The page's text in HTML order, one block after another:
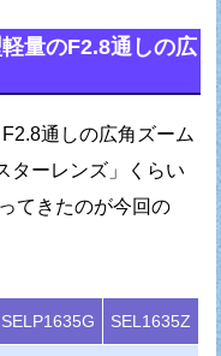
量のF2.8通しの広
通しの広角ズーム
ターレンズ」くらい
てきたのが今回の
SELP1635G SEL1635Z